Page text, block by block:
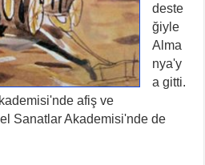
deste
ğiyle
Alma
nya'y
a gitti.
afiş ve
Sanatlar Akademisi'nde de